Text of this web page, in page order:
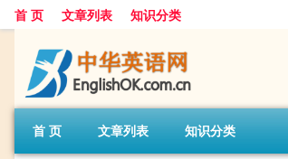
首 页 文章列表 知识分类
首 页 文章列表 知识分类